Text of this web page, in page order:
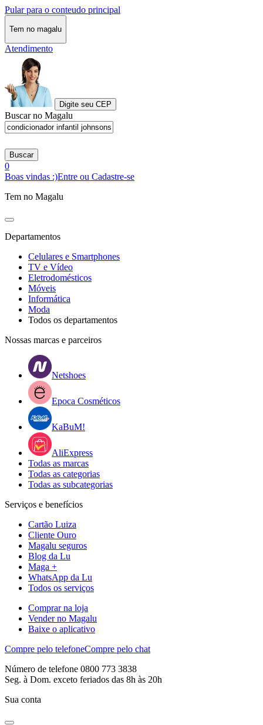
Pular para o conteudo principal
Tem no magalu
Atendimento
Digite seu CEP
Buscar no Magalu
Buscar
0
Boas vindas :)Entre ou Cadastre-se
Tem no Magalu
Departamentos
Celulares e Smartphones
TV e Vídeo
Eletrodomésticos
Móveis
Informática
Moda
Todos os departamentos
Nossas marcas e parceiros
Netshoes
Epoca Cosméticos
KaBuM!
AliExpress
Todas as marcas
Todas as categorias
Todas as subcategorias
Serviços e benefícios
Cartão Luiza
Cliente Ouro
Magalu seguros
Blog da Lu
Maga +
WhatsApp da Lu
Todos os serviços
Comprar na loja
Vender no Magalu
Baixe o aplicativo
Compre pelo telefoneCompre pelo chat
Número de telefone 0800 773 3838
Seg. à Dom. exceto feriados das 8h às 20h
Sua conta